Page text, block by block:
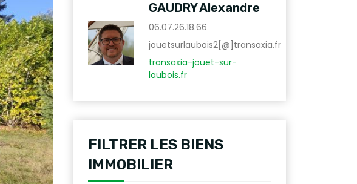
GAUDRY Alexandre
06.07.26.18.66
jouetsurlaubois2[@]transaxia.fr
transaxia-jouet-sur-
laubois.fr
FILTRER LES BIENS
IMMOBILIER